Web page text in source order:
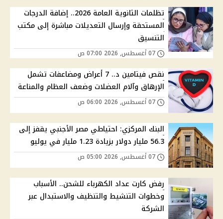
تظلمات الثانوية العامة 2026.. إضافة الدرجات
المستحقة وإرسال التعديلات مباشرة إلى مكتب
التنسيق
نقص فيتامين د.. 7 أعراض ومضاعفات تشمل
الإرهاق وآلام العضلات وضعف العظام والمناعة
البنك المركزي: احتياطي مصر الأجنبي يقفز إلى
56.3 مليار دولار بزيادة 1.23 مليار في يوليو
رفض كارت عداد الكهرباء للشحن.. الأسباب
وخطوات التنشيط والتنظيف والاستبدال عبر
الشركة